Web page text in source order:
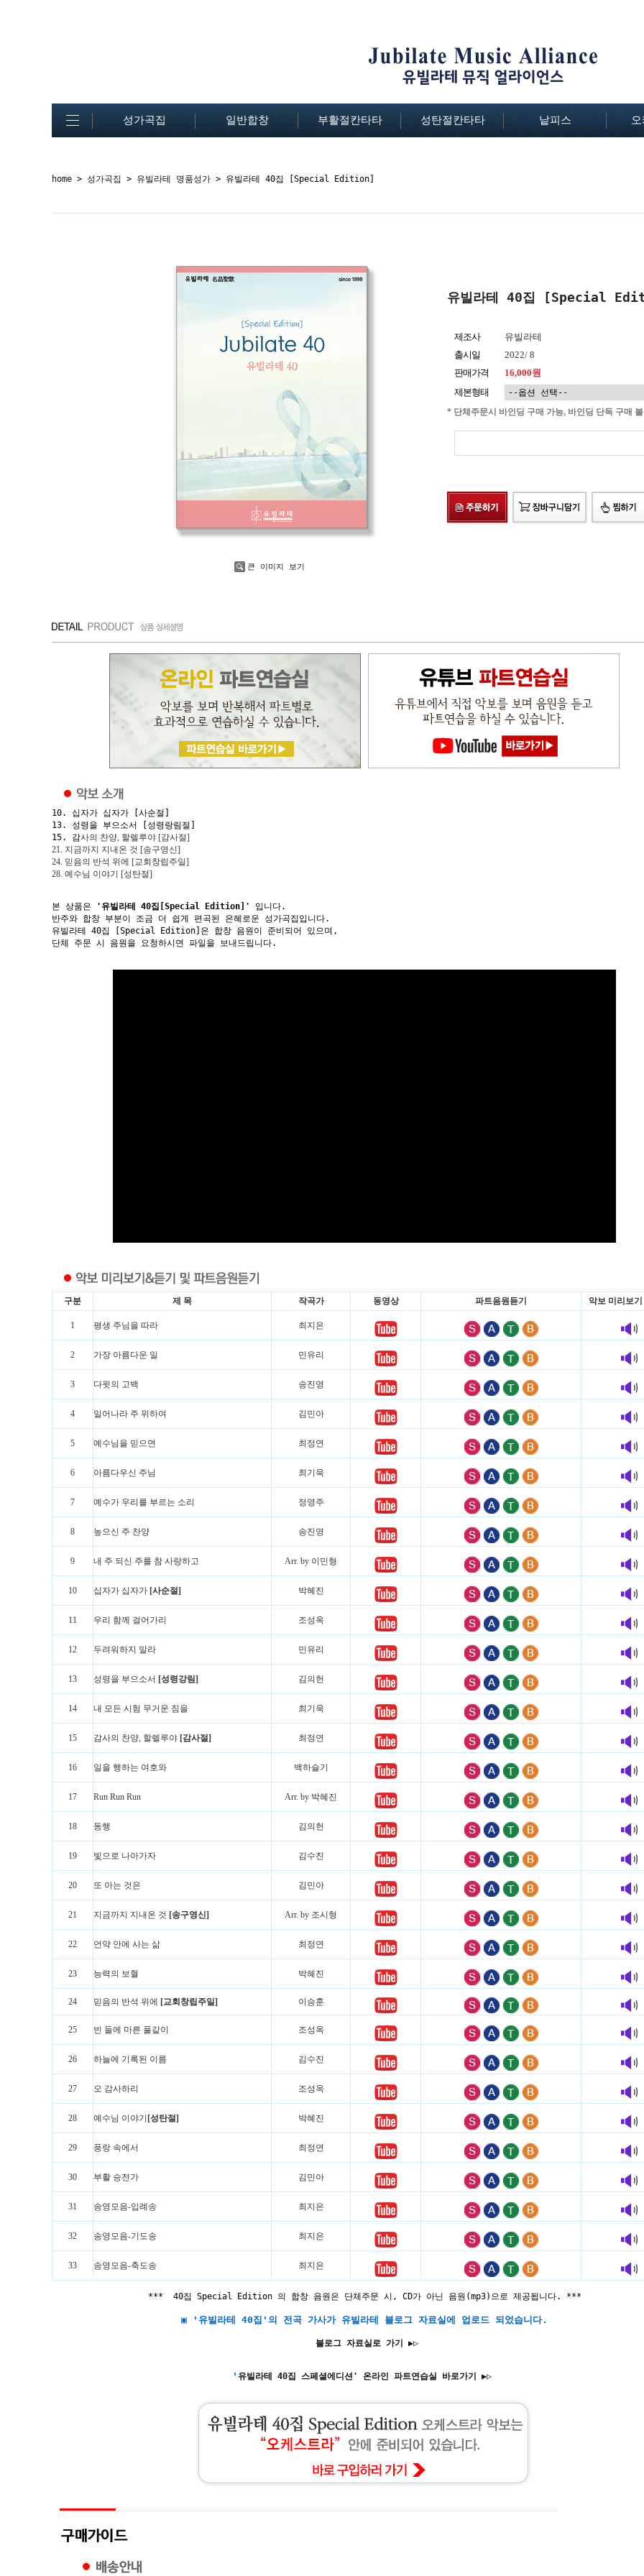
성가곡집 일반합창 부활절칸타타 성탄절칸타타 낱피스
home > 성가곡집 > 유빌라테 명품성가 > 유빌라테 40집 [Special Edition]
큰 이미지 보기
유빌라테 40집 [Special
제조사
유빌라테
출시일
2022/ 8
판매가격
16,000원
제본형태
* 단체주문시 바인딩 구매 가능, 바인딩 단독 구매
10. 십자가 십자가 [사순절]
13. 성령을 부으소서 [성령랑림절]
15. 감사의 찬양, 할렐루야 [감사절]
21. 지금까지 지내온 것 [송구영신]
24. 믿음의 반석 위에 [교회창립주일]
28. 예수님 이야기 [성탄절]
본 상품은 '유빌라테 40집[Special Edition]'
입니다.
반주와 합창 부분이 조금 더 쉽게 편곡된 은혜로운 성가곡집입니다.
유빌라테 40집 [Special Edition]은 합창 음원이 준비되어 있으며,
단체 주문 시 음원을 요청하시면 파일을 보내드립니다.
구분 제 목 작곡가 동영상 파트음원듣기 악보 미리보
1 평생 주님을 따라 최지은
2 가장 아름다운 일 민유리
3 다윗의 고백 송진영
4 일어나라 주 위하여 김민아
5 예수님을 믿으면 최정연
6 아름다우신 주님 최기욱
7 예수가 우리를 부르는 소리 정영주
8 높으신 주 찬양 송진영
9 내 주 되신 주를 참 사랑하고 Arr. by 이민형
10 십자가 십자가 [사순절] 박혜진
11 우리 함께 걸어가리 조성옥
12 두려워하지 말라 민유리
13 성령을 부으소서 [성령강림] 김의헌
14 내 모든 시험 무거운 짐을 최기욱
15 감사의 찬양, 할렐루야 [감사절] 최정연
16 일을 행하는 여호와 백하슬기
17 Run Run Run Arr. by 박혜진
18 동행 김의헌
19 빛으로 나아가자 김수진
20 또 아는 것은 김민아
21 지금까지 지내온 것 [송구영신] Arr. by 조시형
22 언약 안에 사는 삶 최정연
23 능력의 보혈 박혜진
24 믿음의 반석 위에 [교회창립주일] 이승훈
25 빈 들에 마른 풀같이 조성옥
26 하늘에 기록된 이름 김수진
27 오 감사하리 조성옥
28 예수님 이야기 [성탄절] 박혜진
29 풍랑 속에서 최정연
30 부활 승전가 김민아
31 송영모음-입례송 최지은
32 송영모음-기도송 최지은
33 송영모음-축도송 최지은
*** 40집 Special Edition 의 합창 음원은 단체주문 시, CD가 아닌 음원(mp3)으로 제공됩니다. ***
▣ '유빌라테 40집'의 전곡 가사가 유빌라테 블로그 자료실에 업로드 되었습니다.
블로그 자료실로 가기 ▶▷
' 유빌라테 40집 스페셜에디션' 온라인 파트연습실 바로가기 ▶▷